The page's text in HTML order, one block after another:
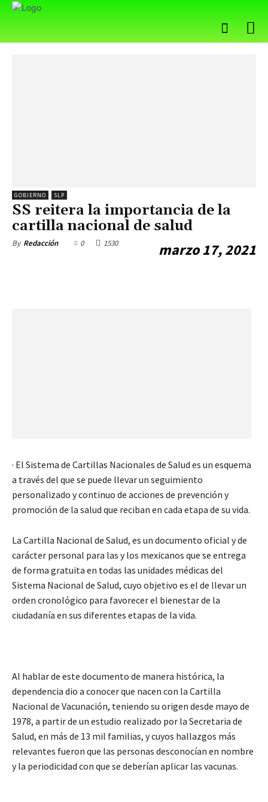
GOBIERNO SLP
SS reitera la importancia de la
cartilla nacional de salud
By Redacción marzo 17, 2021
0 1530
· El Sistema de Cartillas Nacionales de Salud es un esquema
a través del que se puede llevar un seguimiento
personalizado y continuo de acciones de prevención y
promoción de la salud que reciban en cada etapa de su vida.
La Cartilla Nacional de Salud, es un documento oficial y de
carácter personal para las y los mexicanos que se entrega
de forma gratuita en todas las unidades médicas del
Sistema Nacional de Salud, cuyo objetivo es el de llevar un
orden cronológico para favorecer el bienestar de la
ciudadanía en sus diferentes etapas de la vida.
Al hablar de este documento de manera histórica, la
dependencia dio a conocer que nacen con la Cartilla
Nacional de Vacunación, teniendo su origen desde mayo de
1978, a partir de un estudio realizado por la Secretaria de
Salud, en más de 13 mil familias, y cuyos hallazgos más
relevantes fueron que las personas desconocían en nombre
y la periodicidad con que se deberían aplicar las vacunas.